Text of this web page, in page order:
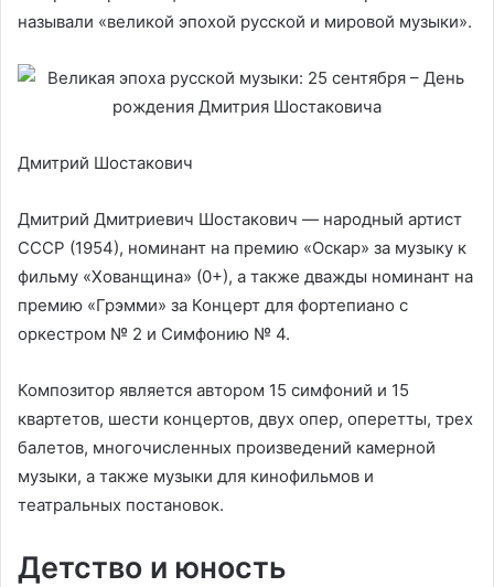
называли «великой эпохой русской и мировой музыки».
Дмитрий Шостакович
Дмитрий Дмитриевич Шостакович — народный артист
СССР (1954), номинант на премию «Оскар» за музыку к
фильму «Хованщина» (0+), а также дважды номинант на
премию «Грэмми» за Концерт для фортепиано с
оркестром № 2 и Симфонию № 4.
Композитор является автором 15 симфоний и 15
квартетов, шести концертов, двух опер, оперетты, трех
балетов, многочисленных произведений камерной
музыки, а также музыки для кинофильмов и
театральных постановок.
Детство и юность